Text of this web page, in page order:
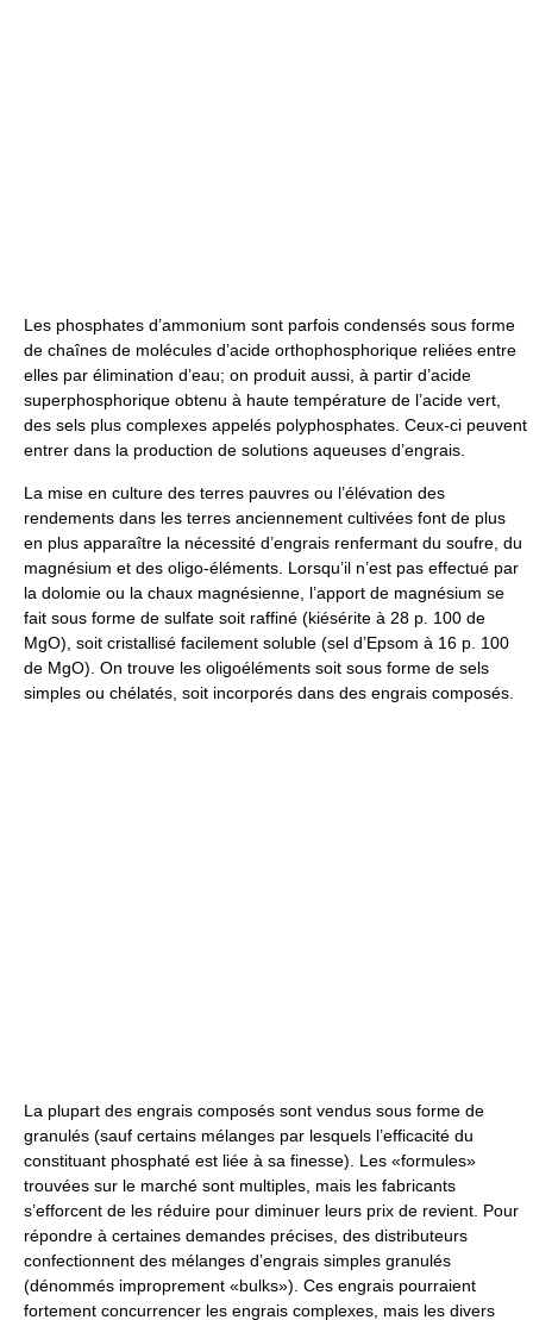
Les phosphates d’ammonium sont parfois condensés sous forme
de chaînes de molécules d’acide orthophosphorique reliées entre
elles par élimination d’eau; on produit aussi, à partir d’acide
superphosphorique obtenu à haute température de l’acide vert,
des sels plus complexes appelés polyphosphates. Ceux-ci peuvent
entrer dans la production de solutions aqueuses d’engrais.
La mise en culture des terres pauvres ou l’élévation des
rendements dans les terres anciennement cultivées font de plus
en plus apparaître la nécessité d’engrais renfermant du soufre, du
magnésium et des oligo-éléments. Lorsqu’il n’est pas effectué par
la dolomie ou la chaux magnésienne, l’apport de magnésium se
fait sous forme de sulfate soit raffiné (kiésérite à 28 p. 100 de
MgO), soit cristallisé facilement soluble (sel d’Epsom à 16 p. 100
de MgO). On trouve les oligoéléments soit sous forme de sels
simples ou chélatés, soit incorporés dans des engrais composés.
La plupart des engrais composés sont vendus sous forme de
granulés (sauf certains mélanges par lesquels l’efficacité du
constituant phosphaté est liée à sa finesse). Les «formules»
trouvées sur le marché sont multiples, mais les fabricants
s’efforcent de les réduire pour diminuer leurs prix de revient. Pour
répondre à certaines demandes précises, des distributeurs
confectionnent des mélanges d’engrais simples granulés
(dénommés improprement «bulks»). Ces engrais pourraient
fortement concurrencer les engrais complexes, mais les divers